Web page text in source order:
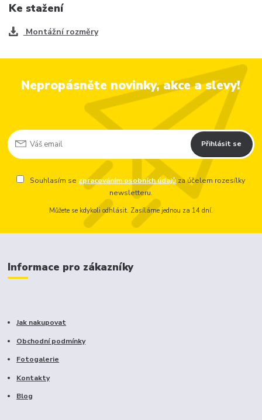
Ke stažení
Montážní rozměry
Nepropásněte novinky, akce a slevy!
Přihlásit se
Souhlasím se zpracováním osobních údajů za účelem rozesílky
newsletteru.
Můžete se kdykoli odhlásit. Zasíláme jednou za 14 dní.
Informace pro zákazníky
Jak nakupovat
Obchodní podmínky
Fotogalerie
Kontakty
Blog